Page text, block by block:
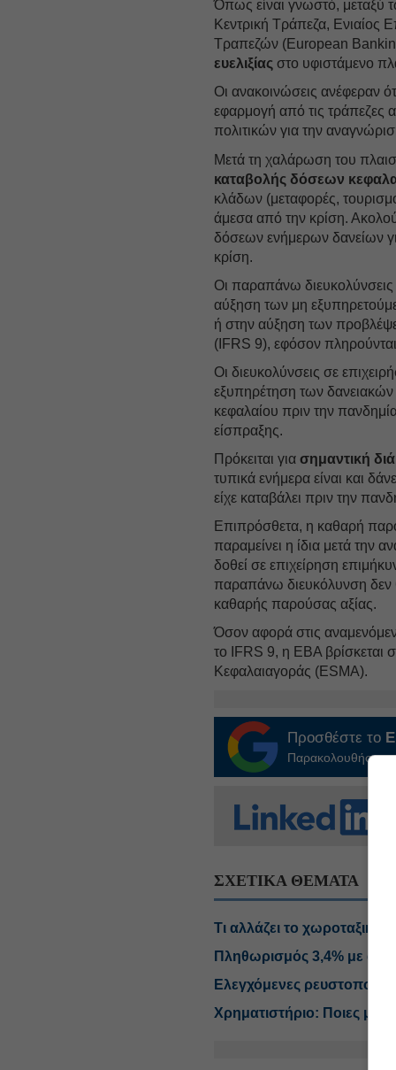
Όπως είναι γνωστό,
Κεντρική Τράπεζα,
Τραπεζών (European
ευελιξίας στο υφιστάμενο
Οι ανακοινώσεις ανέφεραν
εφαρμογή από τις τράπεζες
πολιτικών για την
Μετά τη χαλάρωση του
καταβολής δόσεων
κλάδων (μεταφορές,
άμεσα από την κρίση.
δόσεων ενήμερων δανείων
κρίση.
Οι παραπάνω
αύξηση των μη
ή στην αύξηση των
(IFRS 9), εφόσον
Οι διευκολύνσεις σε
εξυπηρέτηση των
κεφαλαίου πριν την
είσπραξης.
Πρόκειται γιασημαντική
τυπικά ενήμερα είναι και
είχε καταβάλει πριν την
Επιπρόσθετα, η καθαρή
παραμείνει η ίδια μετά την
δοθεί σε επιχείρηση
παραπάνω διευκόλυνση δεν
καθαρής παρούσας αξίας.
Όσον αφορά στις
το IFRS 9, η EBA
Κεφαλαιαγοράς (ESMA).
Προσθέστε το
Παρακολουθήστε
ΣΧΕΤΙΚΑ ΘΕΜΑΤΑ
Τι αλλάζει το χωροταξικό
Πληθωρισμός 3,4% με
Ελεγχόμενες
Χρηματιστήριο: Ποιες